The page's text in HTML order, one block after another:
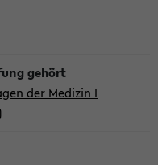
der Medizin I